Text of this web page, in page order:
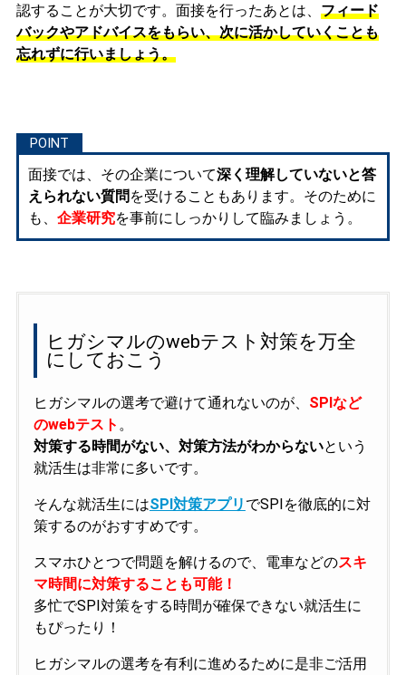
認することが大切です。面接を行ったあとは、 フィード
バックやアドバイスをもらい、次に活かしていくことも
忘れずに行いましょう。
面接では、その企業について深く理解していないと答
えられない質問 を受けることもあります。そのために
も、 企業研究を事前にしっかりして臨みましょう。
ヒガシマルのwebテスト対策を万全
にしておこう
ヒガシマルの選考で避けて通れないのが、 SPIなど
のwebテスト 。
対策する時間がない、対策方法がわからないという
就活生は非常に多いです。
そんな就活生にはSPI対策アプリ でSPIを徹底的に対
策するのがおすすめです。
スマホひとつで問題を解けるので、電車などのスキ
マ時間に対策することも可能！
多忙でSPI対策をする時間が確保できない就活生に
もぴったり！
ヒガシマルの選考を有利に進めるために是非ご活用